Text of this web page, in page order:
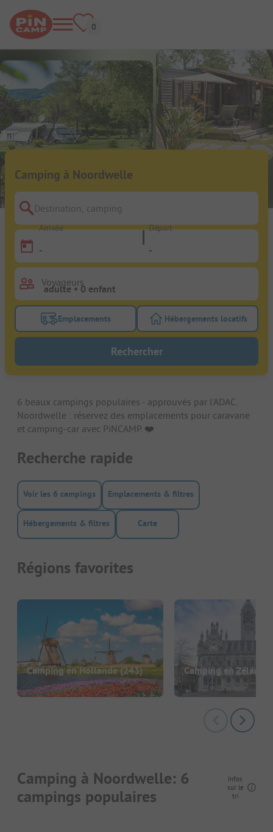
Camping à Noordwelle
Destination, camping
Arrivée
-
Départ
-
Voyageurs
Activez le bouton de filtre emplacements pour
Emplacements Activez le bouton
Hébergements locatifs
Rechercher
6 beaux campings populaires - approuvés par l'ADAC.
Noordwelle : réservez des emplacements pour caravane
et camping-car avec PiNCAMP. ❤️️
Recherche rapide
Voir les 6 campings Emplacements & filtres
Hébergements & filtres Carte
Régions favorites
Camping en Hollande(243) Camping en Zélande
Camping à Noordwelle: 6
campings populaires
Infos
sur le
tri